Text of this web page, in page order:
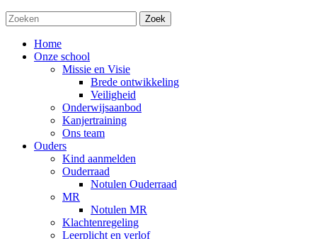
Zoek
Home
Onze school
Missie en Visie
Brede ontwikkeling
Veiligheid
Onderwijsaanbod
Kanjertraining
Ons team
Ouders
Kind aanmelden
Ouderraad
Notulen Ouderraad
MR
Notulen MR
Klachtenregeling
Leerplicht en verlof